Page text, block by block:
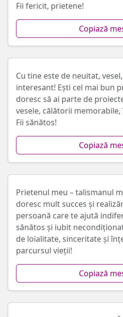
Fii fericit, prietene!
Copiază
Cu tine este de neuitat,
interesant! Ești cel mai bun
doresc să ai parte de
vesele, călătorii
Fii sănătos!
Copiază
Prietenul meu – talismanul
doresc mult succes și
persoană care te ajută
sănătos și iubit
de loialitate, sinceritate și
parcursul vieții!
Copiază